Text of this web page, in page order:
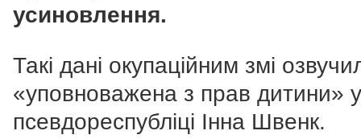
усиновлення.
Такі дані окупаційним змі
«уповноважена з прав дитини» у
псевдореспубліці Інна Швенк.